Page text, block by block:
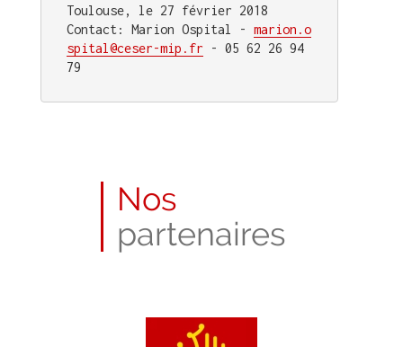
Toulouse, le 27 février 2018
Contact: Marion Ospital - marion.o
spital@ceser-mip.fr - 05 62 26 94
79
Nos
partenaires